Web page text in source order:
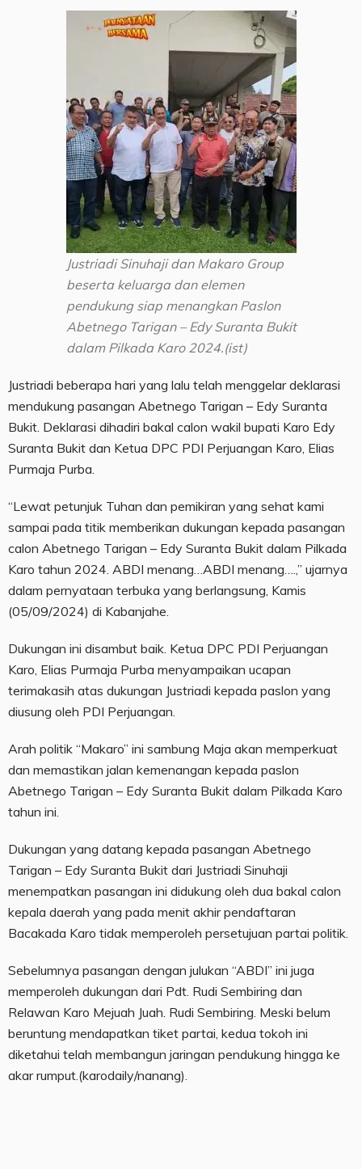
Justriadi Sinuhaji dan Makaro Group
beserta keluarga dan elemen
pendukung siap menangkan Paslon
Abetnego Tarigan – Edy Suranta Bukit
dalam Pilkada Karo 2024.(ist)
Justriadi beberapa hari yang lalu telah menggelar deklarasi
mendukung pasangan Abetnego Tarigan – Edy Suranta
Bukit. Deklarasi dihadiri bakal calon wakil bupati Karo Edy
Suranta Bukit dan Ketua DPC PDI Perjuangan Karo, Elias
Purmaja Purba.
“Lewat petunjuk Tuhan dan pemikiran yang sehat kami
sampai pada titik memberikan dukungan kepada pasangan
calon Abetnego Tarigan – Edy Suranta Bukit dalam Pilkada
Karo tahun 2024. ABDI menang…ABDI menang….,” ujarnya
dalam pernyataan terbuka yang berlangsung, Kamis
(05/09/2024) di Kabanjahe.
Dukungan ini disambut baik. Ketua DPC PDI Perjuangan
Karo, Elias Purmaja Purba menyampaikan ucapan
terimakasih atas dukungan Justriadi kepada paslon yang
diusung oleh PDI Perjuangan.
Arah politik “Makaro” ini sambung Maja akan memperkuat
dan memastikan jalan kemenangan kepada paslon
Abetnego Tarigan – Edy Suranta Bukit dalam Pilkada Karo
tahun ini.
Dukungan yang datang kepada pasangan Abetnego
Tarigan – Edy Suranta Bukit dari Justriadi Sinuhaji
menempatkan pasangan ini didukung oleh dua bakal calon
kepala daerah yang pada menit akhir pendaftaran
Bacakada Karo tidak memperoleh persetujuan partai politik.
Sebelumnya pasangan dengan julukan “ABDI” ini juga
memperoleh dukungan dari Pdt. Rudi Sembiring dan
Relawan Karo Mejuah Juah. Rudi Sembiring. Meski belum
beruntung mendapatkan tiket partai, kedua tokoh ini
diketahui telah membangun jaringan pendukung hingga ke
akar rumput.(karodaily/nanang).